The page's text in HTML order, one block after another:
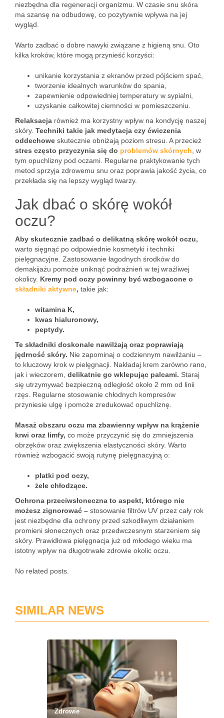
niezbędna dla regeneracji organizmu. W czasie snu skóra
ma szansę na odbudowę, co pozytywnie wpływa na jej
wygląd.
Warto zadbać o dobre nawyki związane z higieną snu. Oto
kilka kroków, które mogą przynieść korzyści:
unikanie korzystania z ekranów przed pójściem spać,
tworzenie idealnych warunków do spania,
zapewnienie odpowiedniej temperatury w sypialni,
uzyskanie całkowitej ciemności w pomieszczeniu.
Relaksacja również ma korzystny wpływ na kondycję naszej
skóry. Techniki takie jak medytacja czy ćwiczenia
oddechowe skutecznie obniżają poziom stresu. A przecież
stres często przyczynia się do problemów skórnych , w
tym opuchlizny pod oczami. Regularne praktykowanie tych
metod sprzyja zdrowemu snu oraz poprawia jakość życia, co
przekłada się na lepszy wygląd twarzy.
Jak dbać o skórę wokół
oczu?
Aby skutecznie zadbać o delikatną skórę wokół oczu,
warto sięgnąć po odpowiednie kosmetyki i techniki
pielęgnacyjne. Zastosowanie łagodnych środków do
demakijażu pomoże uniknąć podrażnień w tej wrażliwej
okolicy. Kremy pod oczy powinny być wzbogacone o
składniki aktywne, takie jak:
witamina K,
kwas hialuronowy,
peptydy.
Te składniki doskonale nawilżają oraz poprawiają
jędrność skóry. Nie zapominaj o codziennym nawilżaniu –
to kluczowy krok w pielęgnacji. Nakładaj krem zarówno rano,
jak i wieczorem, delikatnie go wklepując palcami. Staraj
się utrzymywać bezpieczną odległość około 2 mm od linii
rzęs. Regularne stosowanie chłodnych kompresów
przyniesie ulgę i pomoże zredukować opuchliznę.
Masaż obszaru oczu ma zbawienny wpływ na krążenie
krwi oraz limfy, co może przyczynić się do zmniejszenia
obrzęków oraz zwiększenia elastyczności skóry. Warto
również wzbogacić swoją rutynę pielęgnacyjną o:
płatki pod oczy,
żele chłodzące.
Ochrona przeciwsłoneczna to aspekt, którego nie
możesz zignorować – stosowanie filtrów UV przez cały rok
jest niezbędne dla ochrony przed szkodliwym działaniem
promieni słonecznych oraz przedwczesnym starzeniem się
skóry. Prawidłowa pielęgnacja już od młodego wieku ma
istotny wpływ na długotrwałe zdrowie okolic oczu.
No related posts.
SIMILAR NEWS
Zdrowie